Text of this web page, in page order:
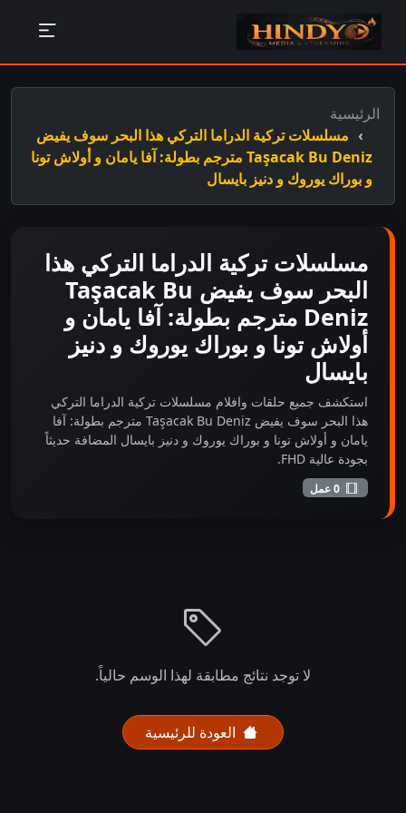
الرئيسية
مسلسلات تركية الدراما التركي هذا البحر سوف يفيض
Taşacak Bu Deniz مترجم بطولة: آفا يامان و أولاش تونا
و بوراك يوروك و دنيز بايسال
مسلسلات تركية الدراما التركي هذا
البحر سوف يفيض Taşacak Bu
Deniz مترجم بطولة: آفا يامان و
أولاش تونا و بوراك يوروك و دنيز
بايسال
استكشف جميع حلقات وافلام مسلسلات تركية الدراما التركي
هذا البحر سوف يفيض Taşacak Bu Deniz مترجم بطولة: آفا
يامان و أولاش تونا و بوراك يوروك و دنيز بايسال المضافة حديثاً
بجودة عالية FHD.
لا توجد نتائج مطابقة لهذا الوسم حالياً.
العودة للرئيسية